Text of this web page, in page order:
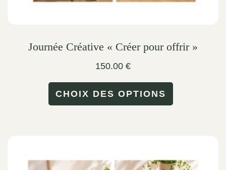
Journée Créative « Créer pour offrir »
150.00 €
CHOIX DES OPTIONS
variants.